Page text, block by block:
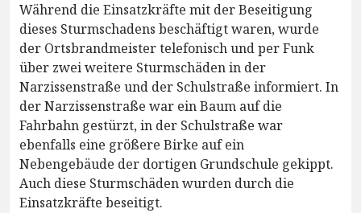
Während die Einsatzkräfte mit der Beseitigung
dieses Sturmschadens beschäftigt waren, wurde
der Ortsbrandmeister telefonisch und per Funk
über zwei weitere Sturmschäden in der
Narzissenstraße und der Schulstraße informiert. In
der Narzissenstraße war ein Baum auf die
Fahrbahn gestürzt, in der Schulstraße war
ebenfalls eine größere Birke auf ein
Nebengebäude der dortigen Grundschule gekippt.
Auch diese Sturmschäden wurden durch die
Einsatzkräfte beseitigt.